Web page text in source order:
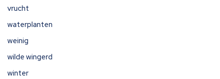
vrucht
waterplanten
weinig
wilde wingerd
winter